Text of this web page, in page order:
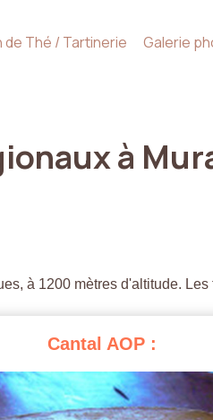
de Thé / Tartinerie Galerie
à
à 1200 mètres d'altitude.
Cantal AOP :